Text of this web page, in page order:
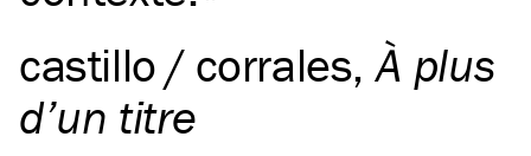
castillo / corrales,À plus
d’un titre